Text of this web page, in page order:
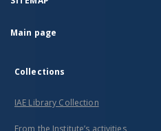
Main page
Collections
IAE Library Collection
From the Institute’s activities